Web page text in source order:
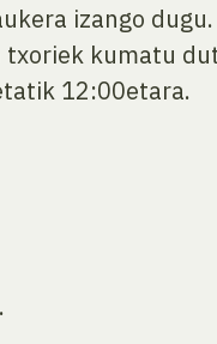
izango dugu.
kumatu
12:00etara.